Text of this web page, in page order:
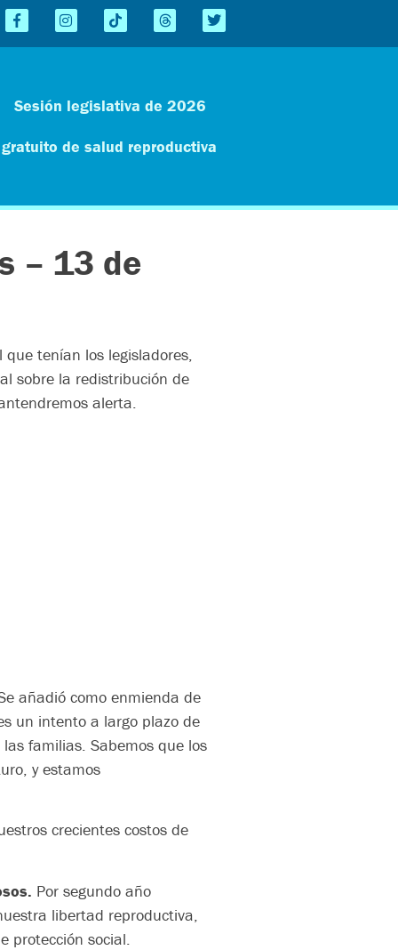
Sesión legislativa de 2026
de salud reproductiva
– 13 de
tenían los legisladores,
sobre la redistribución de
alerta.
añadió como enmienda de
un intento a largo plazo de
familias. Sabemos que los
y estamos
crecientes costos de
Por segundo año
libertad reproductiva,
protección social.